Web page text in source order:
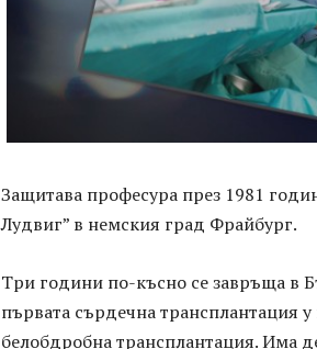
Защитава професура през 1981
Лудвиг” в немския град Фрайбург.
Три години по-късно се завръща в
първата сърдечна трансплантация
белобдробна трансплантация. Има